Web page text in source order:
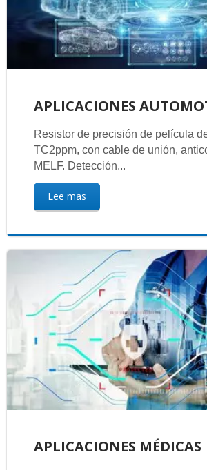
APLICACIONES
Resistor de precisión de película
TC2ppm, con cable de unión,
MELF. Detección...
Lee mas
APLICACIONES MÉDICAS